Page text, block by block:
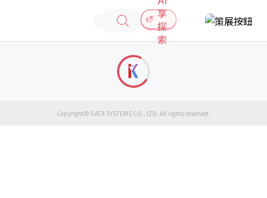
享
探
索
Copyright© DATA SYSTEMS CO., LTD. All rights reserved.